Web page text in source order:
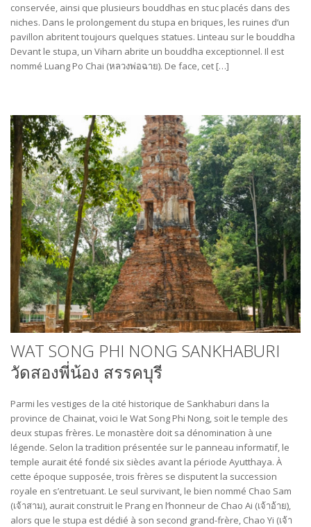
conservée, ainsi que plusieurs bouddhas en stuc placés dans des
niches. Dans le prolongement du stupa en briques, les ruines d’un
pavillon abritent toujours quelques statues. Linteau sur le bouddha
Devant le stupa, un Viharn abrite un bouddha exceptionnel. Il est
nommé Luang Po Chai (หลวงพ่อ​ฉาย). De face, cet […]
WAT SONG PHI NONG SANKHABURI
วัดสองพี่น้อง สรรคบุรี
Parmi les vestiges de la cité historique de Sankhaburi dans la
province de Chainat, voici le Wat Song Phi Nong, soit le temple des
deux stupas frères. Le monastère doit sa dénomination à une
légende. Selon la tradition présentée sur le panneau informatif, le
temple aurait été fondé six siècles avant la période Ayutthaya. À
cette époque supposée, trois frères se disputent la succession
royale en s’entretuant. Le seul survivant, le bien nommé Chao Sam
(เจ้า​สาม​), aurait construit le Prang en l’honneur de Chao Ai (เจ้า​อ้าย),
alors que le stupa est dédié à son second grand-frère, Chao Yi (เจ้า​